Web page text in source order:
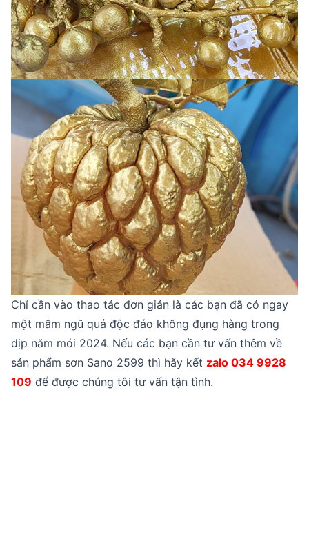
Chỉ cần vào thao tác đơn giản là các bạn đã có ngay
một mâm ngũ quả độc đáo không đụng hàng trong
dịp năm mói 2024. Nếu các bạn cần tư vấn thêm về
sản phẩm sơn Sano 2599 thì hãy kết zalo 034 9928
109 để được chúng tôi tư vấn tận tình.